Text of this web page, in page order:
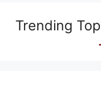
Trending